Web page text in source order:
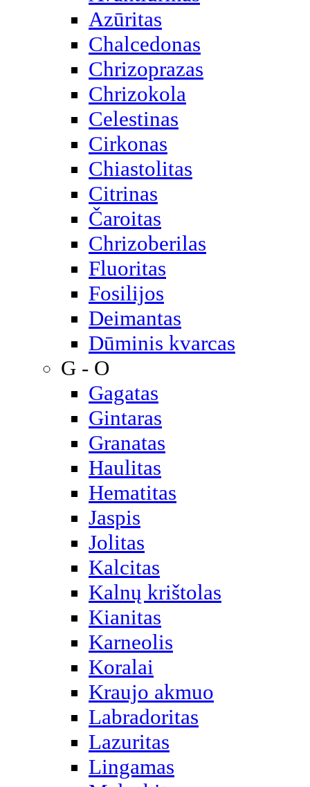
Azūritas
Chalcedonas
Chrizoprazas
Chrizokola
Celestinas
Cirkonas
Chiastolitas
Citrinas
Čaroitas
Chrizoberilas
Fluoritas
Fosilijos
Deimantas
Dūminis kvarcas
G - O
Gagatas
Gintaras
Granatas
Haulitas
Hematitas
Jaspis
Jolitas
Kalcitas
Kalnų krištolas
Kianitas
Karneolis
Koralai
Kraujo akmuo
Labradoritas
Lazuritas
Lingamas